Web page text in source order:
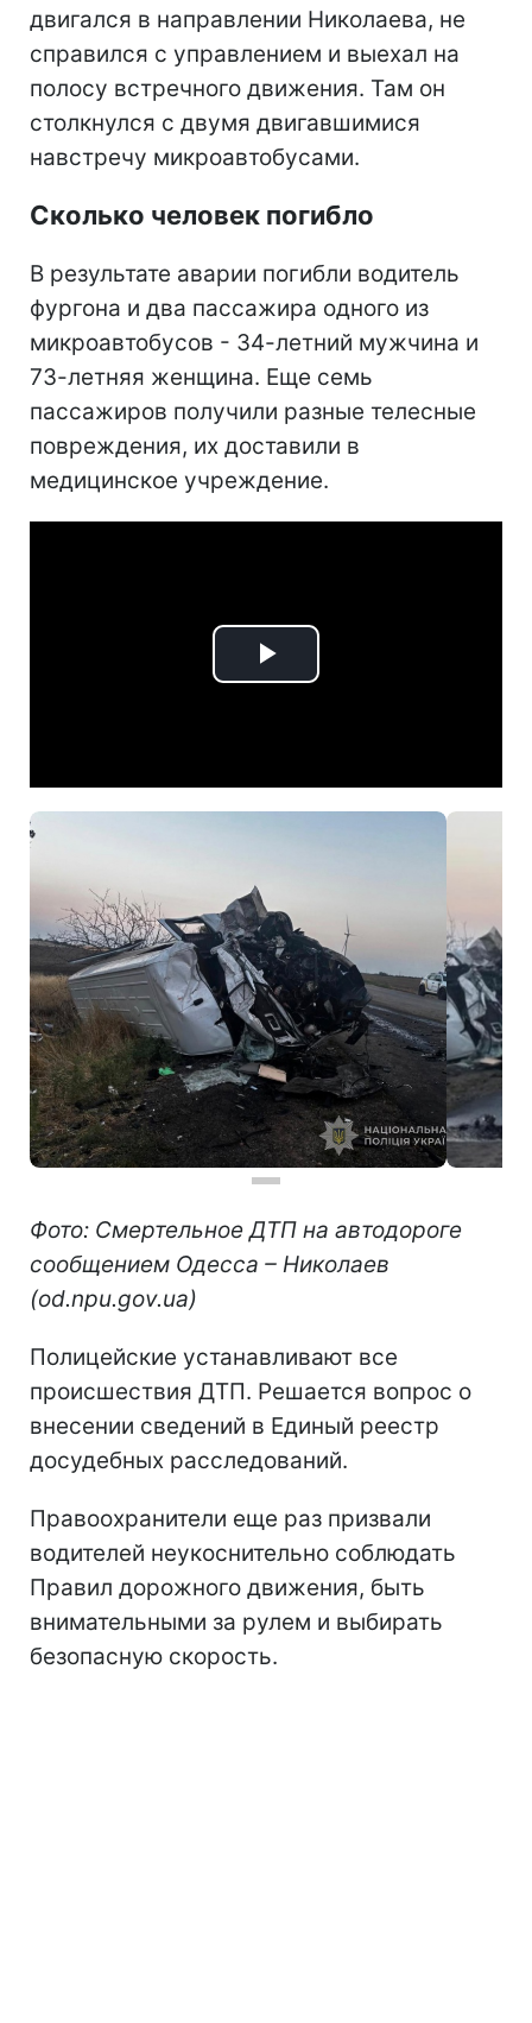
двигался в направлении Николаева, не
справился с управлением и выехал на
полосу встречного движения. Там он
столкнулся с двумя двигавшимися
навстречу микроавтобусами.
Сколько человек погибло
В результате аварии погибли водитель
фургона и два пассажира одного из
микроавтобусов - 34-летний мужчина и
73-летняя женщина. Еще семь
пассажиров получили разные телесные
повреждения, их доставили в
медицинское учреждение.
Play
Фото: Смертельное ДТП на автодороге
сообщением Одесса – Николаев
(od.npu.gov.ua)
Полицейские устанавливают все
происшествия ДТП. Решается вопрос о
внесении сведений в Единый реестр
досудебных расследований.
Правоохранители еще раз призвали
водителей неукоснительно соблюдать
Правил дорожного движения, быть
внимательными за рулем и выбирать
безопасную скорость.